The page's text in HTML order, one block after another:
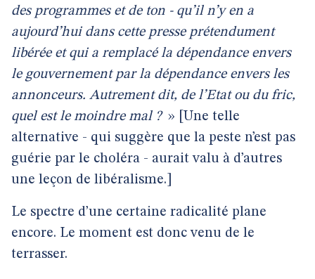
des programmes et de ton - qu’il n’y en a
aujourd’hui dans cette presse prétendument
libérée et qui a remplacé la dépendance envers
le gouvernement par la dépendance envers les
annonceurs. Autrement dit, de l’Etat ou du fric,
quel est le moindre mal ? » [Une telle
alternative - qui suggère que la peste n’est pas
guérie par le choléra - aurait valu à d’autres
une leçon de libéralisme.]
Le spectre d’une certaine radicalité plane
encore. Le moment est donc venu de le
terrasser.